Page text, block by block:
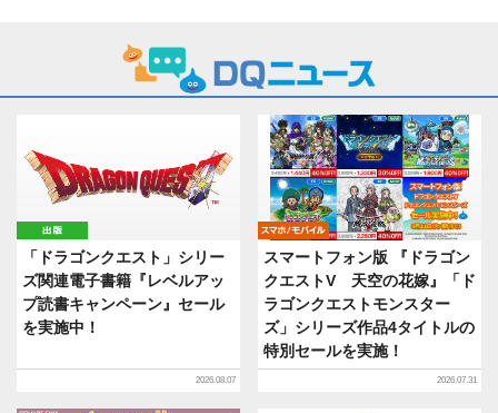
「ドラゴンクエスト」シリー
ズ関連電子書籍『レベルアッ
プ読書キャンペーン』セール
を実施中！
2026.08.07
モバイル
スマートフォン版 『ドラゴン
クエストV 天空の花嫁』「ド
ラゴンクエストモンスター
ズ」シリーズ作品4タイトルの
特別セールを実施！
2026.07.31